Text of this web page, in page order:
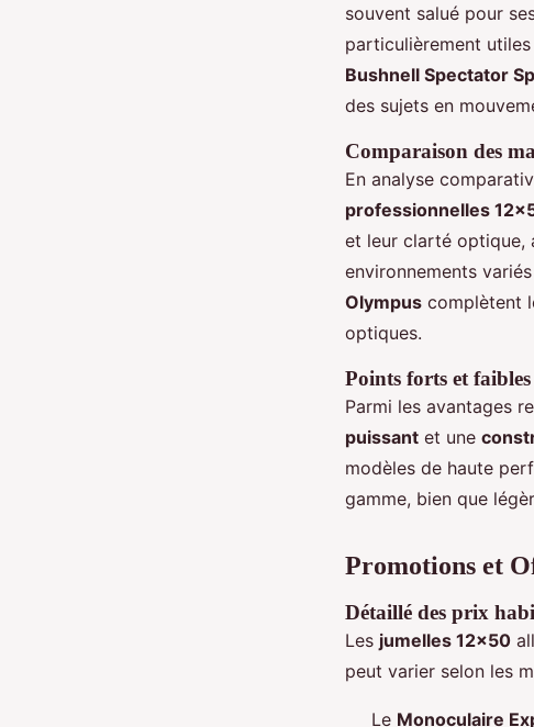
souvent salué pour
particulièrement
Bushnell Spectator
des sujets en
Comparaison des
En analyse
professionnelles
et leur clarté optique,
environnements
Olympus complètent
optiques.
Points forts et
Parmi les avantages
puissant et une
modèles de haute
gamme, bien que
Promotions et
Détaillé des prix
Les jumelles 12x50
peut varier selon les
Le Monoculaire